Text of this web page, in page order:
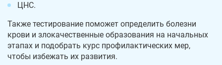
ЦНС.
Также тестирование поможет определить болезни
крови и злокачественные образования на начальных
этапах и подобрать курс профилактических мер,
чтобы избежать их развития.